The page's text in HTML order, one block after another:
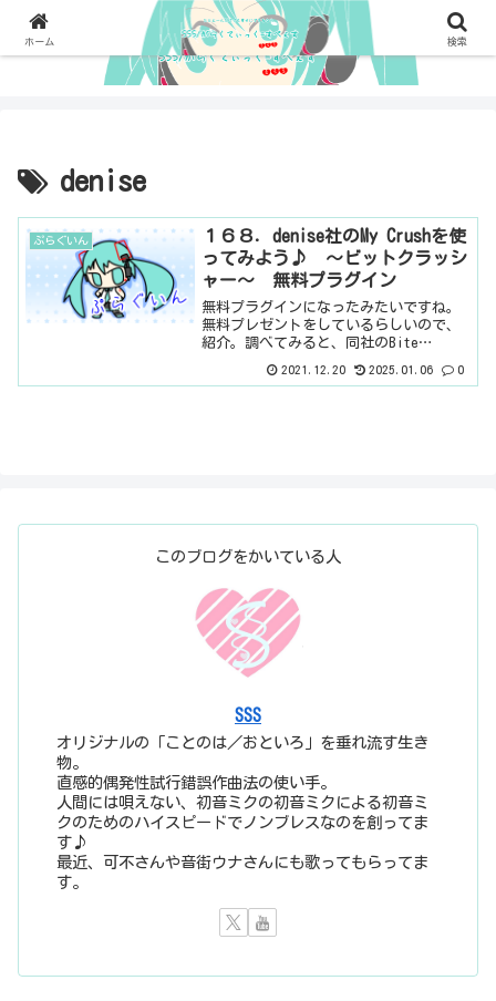
denise
ぷらぐいん
１６８．denise社のMy Crushを使
ってみよう♪ ～ビットクラッシ
ャー～ 無料プラグイン
無料プラグインになったみたいですね。
無料プレゼントをしているらしいので、
紹介。調べてみると、同社のBite
ルなビットクラッシャーって感じです
2021.12.20 2025.01.06 0
このブログをかいている人
SSS
オリジナルの「ことのは／おといろ」を垂れ流す生き
物。
直感的偶発性試行錯誤作曲法の使い手。
人間には唄えない、初音ミクの初音ミクによる初音ミ
クのためのハイスピードでノンブレスなのを創ってま
す♪
最近、可不さんや音街ウナさんにも歌ってもらってま
す。
ホーム 検索